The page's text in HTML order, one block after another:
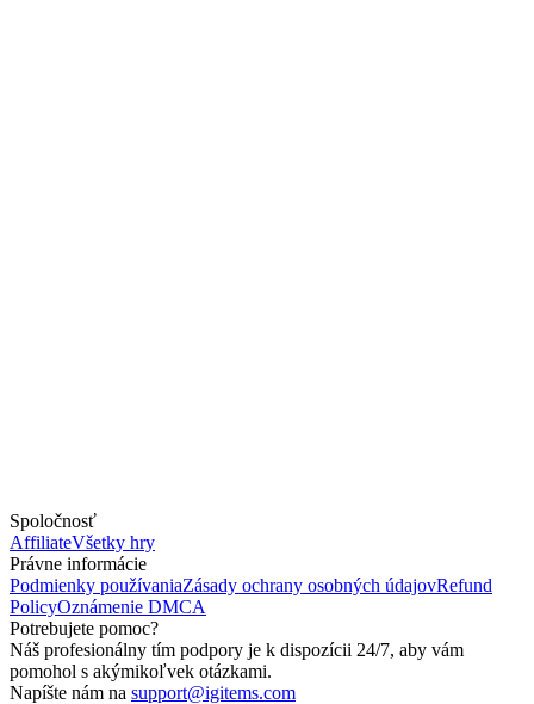
Spoločnosť
AffiliateVšetky hry
Právne informácie
Podmienky používaniaZásady ochrany osobných údajovRefund
PolicyOznámenie DMCA
Potrebujete pomoc?
Náš profesionálny tím podpory je k dispozícii 24/7, aby vám
pomohol s akýmikoľvek otázkami.
Napíšte nám na support@igitems.com